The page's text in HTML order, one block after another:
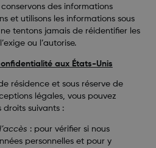
des informations
et utilisons les informations sous
tentons jamais de réidentifier les
ou l’autorise.
aux États-Unis
résidence et sous réserve de
légales, vous pouvez
suivants :
: pour vérifier si nous
personnelles et pour y